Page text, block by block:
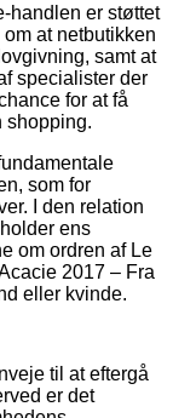
handlen er støttet
at netbutikken
samt at
specialister der
for at få
shopping.
som for
I den relation
ens
om ordren af Le
2017 – Fra
eller kvinde.
til at eftergå
er det